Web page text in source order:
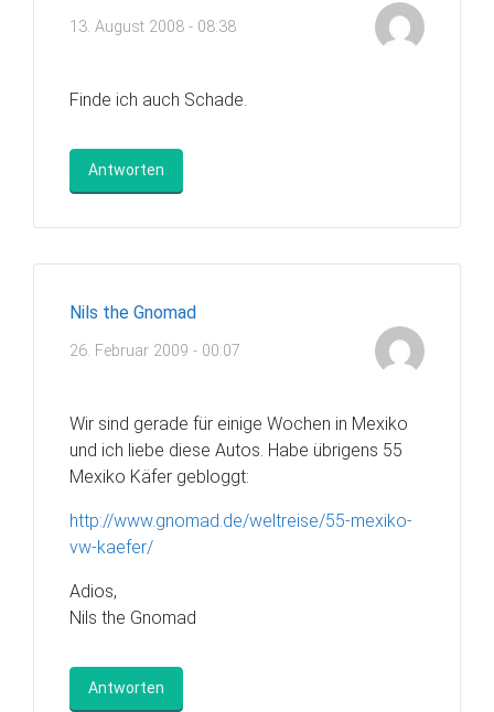
13. August 2008 - 08:38
Finde ich auch Schade.
Antworten
Nils the Gnomad
26. Februar 2009 - 00:07
Wir sind gerade für einige Wochen in Mexiko
und ich liebe diese Autos. Habe übrigens 55
Mexiko Käfer gebloggt:
http://www.gnomad.de/weltreise/55-mexiko-
vw-kaefer/
Adios,
Nils the Gnomad
Antworten